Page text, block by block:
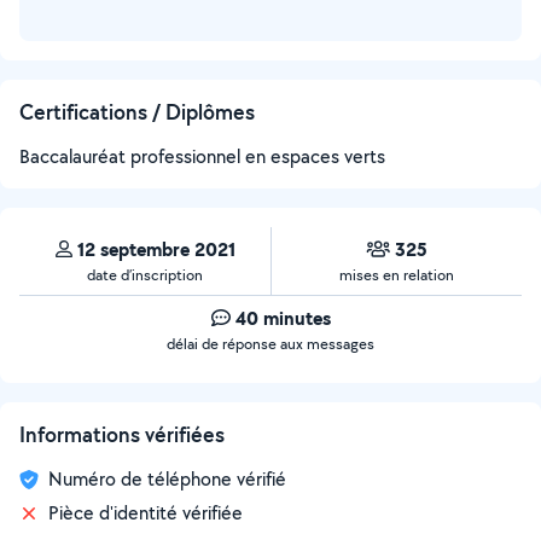
Certifications / Diplômes
Baccalauréat professionnel en espaces verts
12 septembre 2021
date d’inscription
325
mises en relation
40 minutes
délai de réponse aux messages
Informations vérifiées
Numéro de téléphone vérifié
Pièce d'identité vérifiée